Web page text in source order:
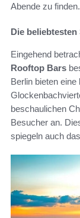
Abende zu finden.
Die
Eingehend
Rooftop Bars
Berlin bieten
beschaulichen
Besucher an.
spiegeln auch